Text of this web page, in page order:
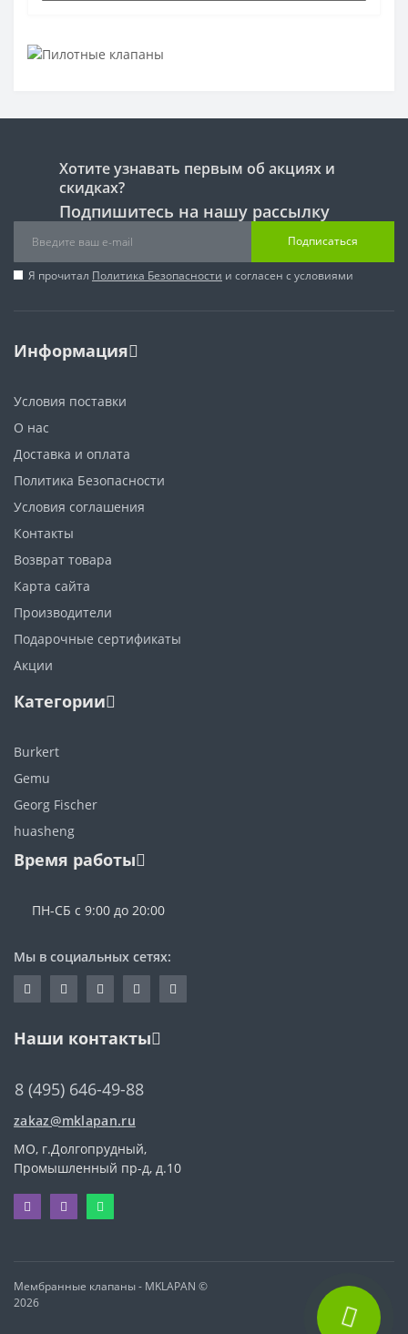
Хотите узнавать первым об акциях и
скидках?
Подпишитесь на нашу рассылку
Подписаться
Я прочитал Политика Безопасности и согласен с условиями
Информация
Условия поставки
О нас
Доставка и оплата
Политика Безопасности
Условия соглашения
Контакты
Возврат товара
Карта сайта
Производители
Подарочные сертификаты
Акции
Категории
Burkert
Gemu
Georg Fischer
huasheng
Время работы
ПН-СБ с 9:00 до 20:00
Мы в социальных сетях:
Наши контакты
8 (495) 646-49-88
zakaz@mklapan.ru
МО, г.Долгопрудный,
Промышленный пр-д, д.10
Мембранные клапаны - MKLAPAN ©
2026